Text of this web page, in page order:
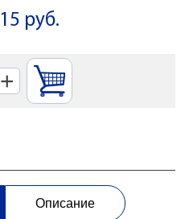
руб.
+
Описание